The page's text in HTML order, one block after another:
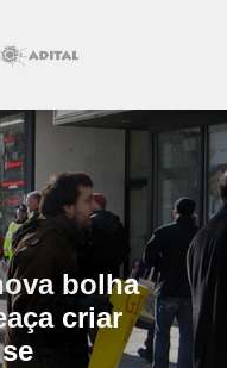
bolha
criar